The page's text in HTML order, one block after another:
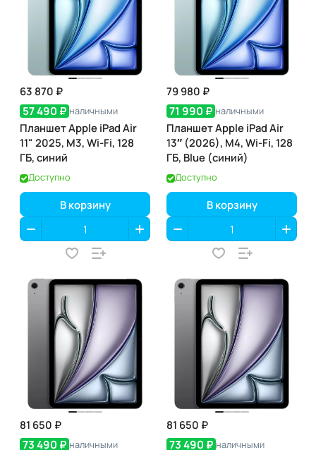
63 870 ₽
57 490 ₽ наличными
Планшет Apple iPad Air
11" 2025, M3, Wi-Fi, 128
ГБ, синий
Доступно
В корзину
79 980 ₽
71 990 ₽ наличными
Планшет Apple iPad Air
13″ (2026), M4, Wi-Fi, 128
ГБ, Blue (синий)
Доступно
В корзину
81 650 ₽
73 490 ₽ наличными
81 650 ₽
73 490 ₽ наличными